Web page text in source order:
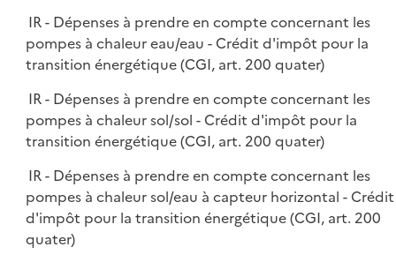
IR - Dépenses à prendre en compte concernant les
pompes à chaleur eau/eau - Crédit d'impôt pour la
transition énergétique (CGI, art. 200 quater)
IR - Dépenses à prendre en compte concernant les
pompes à chaleur sol/sol - Crédit d'impôt pour la
transition énergétique (CGI, art. 200 quater)
IR - Dépenses à prendre en compte concernant les
pompes à chaleur sol/eau à capteur horizontal - Crédit
d'impôt pour la transition énergétique (CGI, art. 200
quater)